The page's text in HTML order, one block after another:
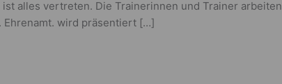
alles vertreten. Die Trainerinnen und Trainer
Ehrenamt. wird präsentiert […]